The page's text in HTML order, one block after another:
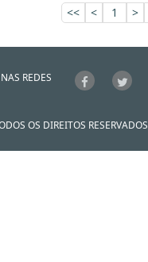
<< < 1 >
REDES
OS DIREITOS RESERVADOS